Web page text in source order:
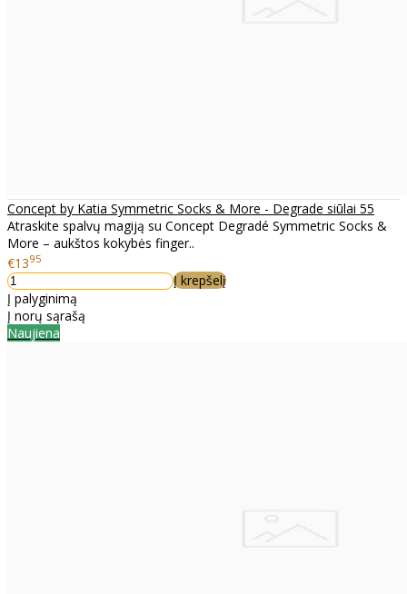
Concept by Katia Symmetric Socks & More - Degrade siūlai 55
Atraskite spalvų magiją su Concept Degradé Symmetric Socks &
More – aukštos kokybės finger..
€1395
Į krepšelį
Į palyginimą
Į norų sąrašą
Naujiena